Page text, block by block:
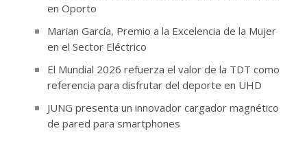
en Oporto
Marian García, Premio a la Excelencia de la Mujer
en el Sector Eléctrico
El Mundial 2026 refuerza el valor de la TDT como
referencia para disfrutar del deporte en UHD
JUNG presenta un innovador cargador magnético
de pared para smartphones